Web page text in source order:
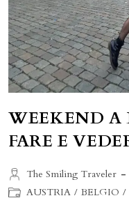
WEEKEND A
FARE E
Autore
dell'articolo:
The Smiling Traveler
Categoria
AUSTRIA / BELGIO /